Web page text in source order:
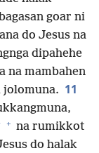
goar ni
do Jesus na
dipahehe
na mambahen
jolomuna. 11
+ na rumikkot
do halak